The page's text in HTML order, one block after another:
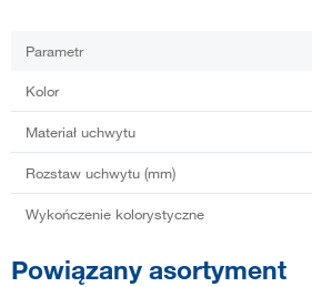
Parametr
Kolor
Materiał uchwytu
Rozstaw uchwytu (mm)
Wykończenie kolorystyczne
Powiązany asortyment